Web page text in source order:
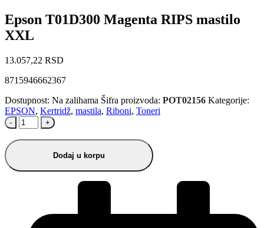
Epson T01D300 Magenta RIPS mastilo
XXL
13.057,22 RSD
8715946662367
Dostupnost: Na zalihama Šifra proizvoda: POT02156 Kategorije:
EPSON, Kertridž, mastila, Riboni, Toneri
- +
Dodaj u korpu